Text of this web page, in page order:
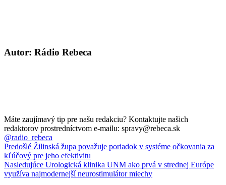
Autor: Rádio Rebeca
Máte zaujímavý tip pre našu redakciu? Kontaktujte našich
redaktorov prostredníctvom e-mailu: spravy@rebeca.sk
@radio_rebeca
Predošlé Žilinská župa považuje poriadok v systéme očkovania za
kľúčový pre jeho efektivitu
Nasledujúce Urologická klinika UNM ako prvá v strednej Európe
využíva najmodernejší neurostimulátor miechy